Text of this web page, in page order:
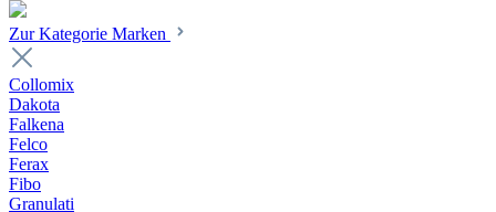
Zur Kategorie Marken
Collomix
Dakota
Falkena
Felco
Ferax
Fibo
Granulati